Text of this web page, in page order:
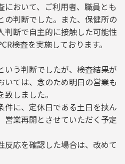
において、ご利用者、職員とも
の判断でした。また、保健所の
判断で自主的に接触した可能性
検査を実施しております。
いう判断でしたが、検査結果が
いては、念のため明日の営業も
しました。
件に、定休日である土日を挟ん
営業再開とさせていただく予定
反応を確認した場合は、改めて